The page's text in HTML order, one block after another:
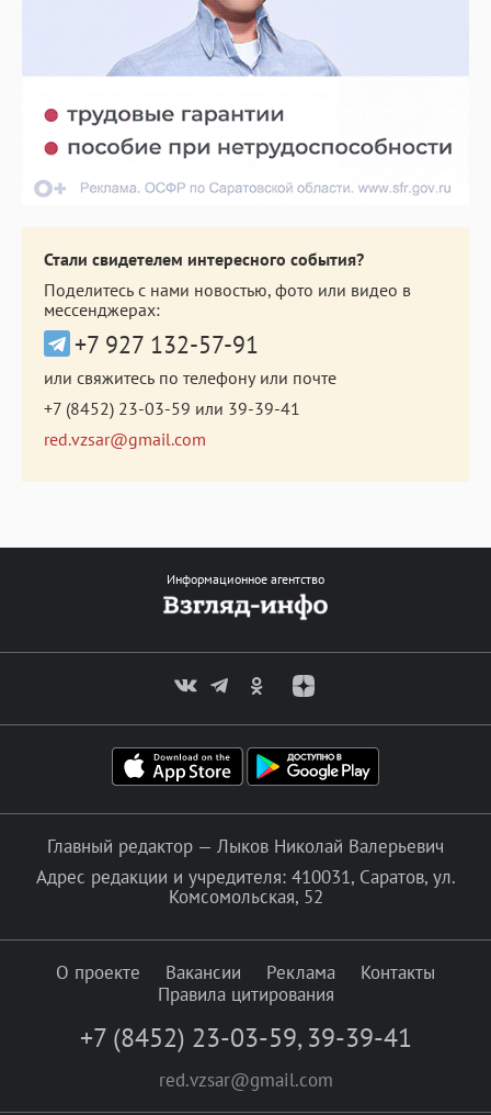
Стали свидетелем интересного события?
Поделитесь с нами новостью, фото или видео в
мессенджерах:
+7 927 132-57-91
или свяжитесь по телефону или почте
+7 (8452) 23-03-59 или 39-39-41
red.vzsar@gmail.com
Информационное агентство
Главный редактор — Лыков Николай Валерьевич
Адрес редакции и учредителя: 410031, Саратов, ул.
Комсомольская, 52
О проекте Вакансии Реклама
Контакты
Правила цитирования
+7 (8452) 23-03-59, 39-39-41
red.vzsar@gmail.com